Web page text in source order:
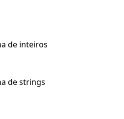
de inteiros
de strings